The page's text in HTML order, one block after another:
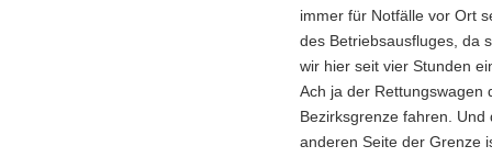
immer für Notfälle vor Ort
des Betriebsausfluges, da
wir hier seit vier Stunden
Ach ja der Rettungswagen
Bezirksgrenze fahren.
anderen Seite der Grenze